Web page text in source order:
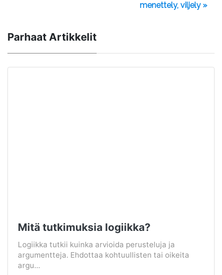
menettely, viljely »
Parhaat Artikkelit
Mitä tutkimuksia logiikka?
Logiikka tutkii kuinka arvioida perusteluja ja
argumentteja. Ehdottaa kohtuullisten tai oikeita
argu...